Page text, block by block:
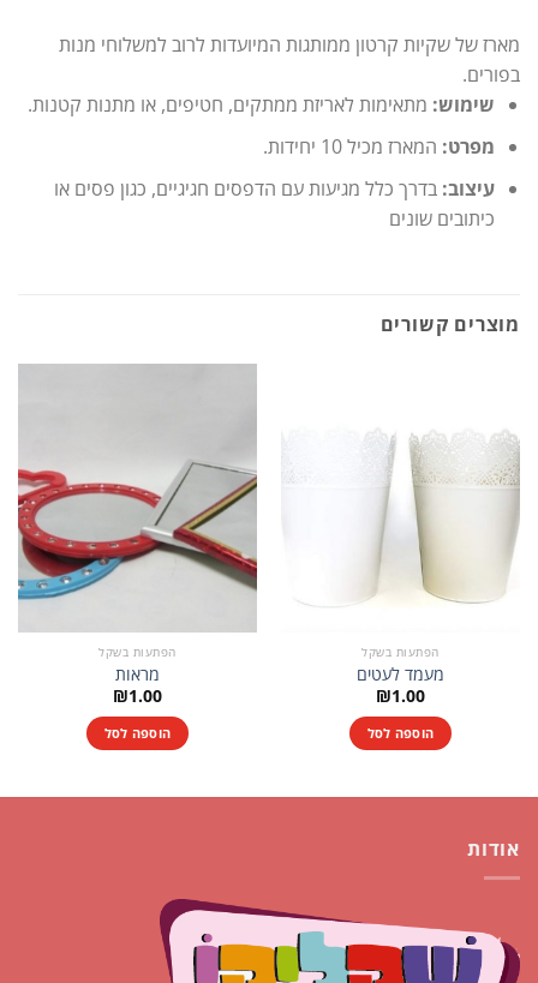
מארז של שקיות קרטון ממותגות המיועדות לרוב למשלוחי מנות
בפורים.
שימוש: מתאימות לאריזת ממתקים, חטיפים, או מתנות קטנות.
מפרט: המארז מכיל 10 יחידות.
עיצוב: בדרך כלל מגיעות עם הדפסים חגיגיים, כגון פסים או
כיתובים שונים
מוצרים קשורים
הפתעות בשקל
מעמד לעטים
₪1.00
הוספה לסל
הפתעות בשקל
מראות
₪1.00
הוספה לסל
אודות